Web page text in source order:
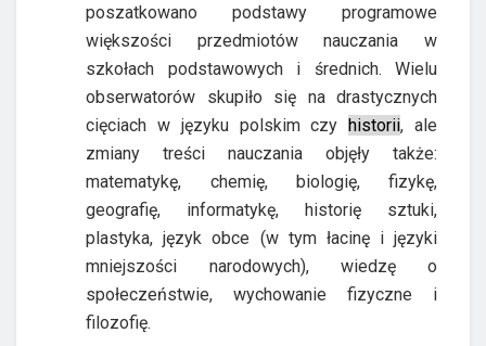
poszatkowano podstawy programowe
większości przedmiotów nauczania w
szkołach podstawowych i średnich. Wielu
obserwatorów skupiło się na drastycznych
cięciach w języku polskim czy historii, ale
zmiany treści nauczania objęły także:
matematykę, chemię, biologię, fizykę,
geografię, informatykę, historię sztuki,
plastyka, język obce (w tym łacinę i języki
mniejszości narodowych), wiedzę o
społeczeństwie, wychowanie fizyczne i
filozofię.